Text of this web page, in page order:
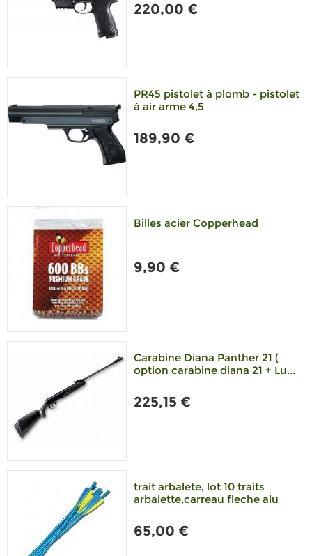
220,00 €
PR45 pistolet à plomb - pistolet
à air arme 4,5
189,90 €
Billes acier Copperhead
9,90 €
Carabine Diana Panther 21 (
option carabine diana 21 + Lu...
225,15 €
trait arbalete, lot 10 traits
arbalette,carreau fleche alu
65,00 €